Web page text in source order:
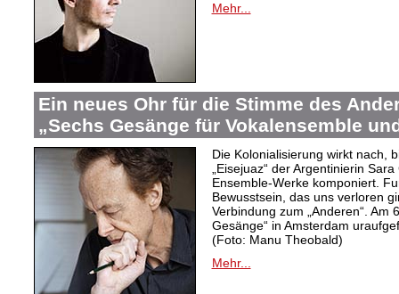
Mehr...
Ein neues Ohr für die Stimme des
„Sechs Gesänge für Vokalensemble
Die Kolonialisierung wirkt nach,
„Eisejuaz“ der Argentinierin
Ensemble-Werke komponiert.
Bewusstsein, das uns verloren
Verbindung zum „Anderen“. Am
Gesänge“ in Amsterdam
(Foto: Manu Theobald)
Mehr...